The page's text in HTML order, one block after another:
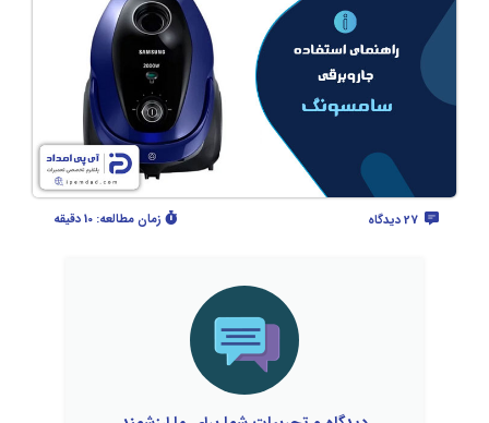
زمان مطالعه: 10 دقیقه